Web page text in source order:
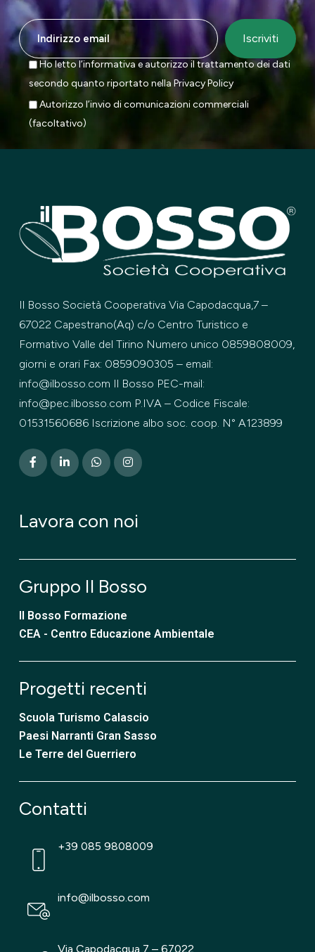
Ho letto l’informativa e autorizzo il trattamento dei dati
secondo quanto riportato nella Privacy Policy
Autorizzo l’invio di comunicazioni commerciali
(facoltativo)
Il Bosso Società Cooperativa Via Capodacqua,7 –
67022 Capestrano(Aq) c/o Centro Turistico e
Formativo Valle del Tirino Numero unico 0859808009,
giorni e orari Fax: 0859090305 – email:
info@ilbosso.com Il Bosso PEC-mail:
info@pec.ilbosso.com P.IVA – Codice Fiscale:
01531560686 Iscrizione albo soc. coop. N° A123899
Lavora con noi
Gruppo Il Bosso
Il Bosso Formazione
CEA - Centro Educazione Ambientale
Progetti recenti
Scuola Turismo Calascio
Paesi Narranti Gran Sasso
Le Terre del Guerriero
Contatti
+39 085 9808009
info@ilbosso.com
Via Capodacqua,7 – 67022